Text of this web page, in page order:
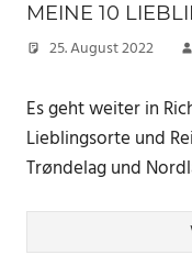
MEINE 10
25. August 2022
Es geht weiter in
Lieblingsorte und
Trøndelag und